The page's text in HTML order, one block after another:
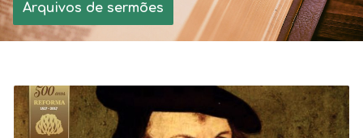
Arquivos de sermões